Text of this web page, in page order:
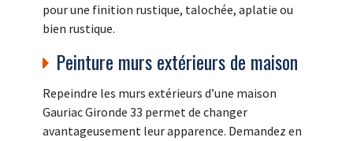
pour une finition rustique, talochée, aplatie ou
bien rustique.
Peinture murs extérieurs de maison
Repeindre les murs extérieurs d’une maison
Gauriac Gironde 33 permet de changer
avantageusement leur apparence. Demandez en